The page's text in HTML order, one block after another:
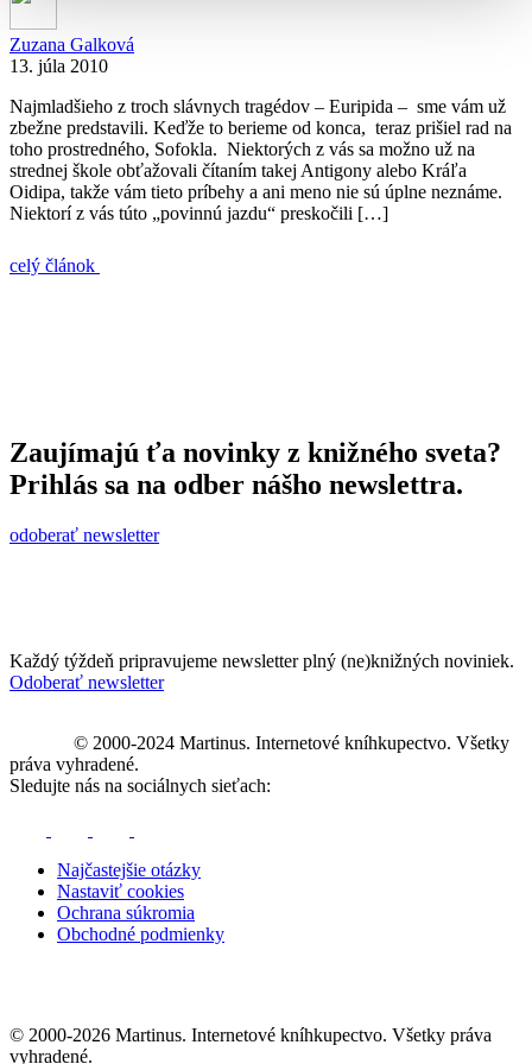
Zuzana Galková
13. júla 2010
Najmladšieho z troch slávnych tragédov – Euripida – sme vám už
zbežne predstavili. Keďže to berieme od konca, teraz prišiel rad na
toho prostredného, Sofokla. Niektorých z vás sa možno už na
strednej škole obťažovali čítaním takej Antigony alebo Kráľa
Oidipa, takže vám tieto príbehy a ani meno nie sú úplne neznáme.
Niektorí z vás túto „povinnú jazdu“ preskočili […]
celý článok
Zaujímajú ťa novinky z knižného sveta?
Prihlás sa na odber nášho newslettra.
odoberať newsletter
Každý týždeň pripravujeme newsletter plný (ne)knižných noviniek.
Odoberať newsletter
© 2000-2024 Martinus. Internetové kníhkupectvo. Všetky
práva vyhradené.
Sledujte nás na sociálnych sieťach:
Najčastejšie otázky
Nastaviť cookies
Ochrana súkromia
Obchodné podmienky
© 2000-2026 Martinus. Internetové kníhkupectvo. Všetky práva
vyhradené.